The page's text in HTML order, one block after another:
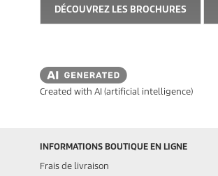
DÉCOUVREZ LES BROCHURES
Created with AI (artificial intelligence)
INFORMATIONS BOUTIQUE EN LIGNE
Frais de livraison